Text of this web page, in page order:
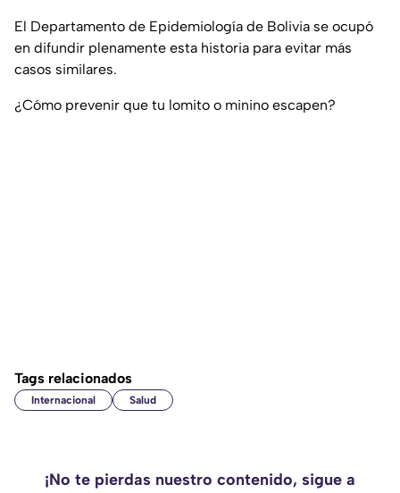
El Departamento de Epidemiología de Bolivia se ocupó
en difundir plenamente esta historia para evitar más
casos similares.
¿Cómo prevenir que tu lomito o minino escapen?
Tags relacionados
Internacional Salud
¡No te pierdas nuestro contenido, sigue a